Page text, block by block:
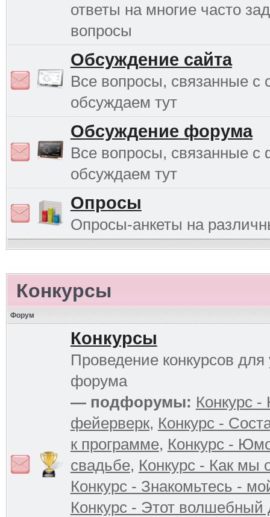
ответы на многие часто
вопросы
Обсуждение сайта
Все вопросы, связанные с
обсуждаем тут
Обсуждение форума
Все вопросы, связанные
обсуждаем тут
Опросы
Опросы-анкеты на
Конкурсы
Форум
Конкурсы
Проведение конкурсов для
форума
— подфорумы: Конкурс
фейерверк, Конкурс -
к программе, Конкурс -
свадьбе, Конкурс - Как мы
Конкурс - Знакомьтесь -
Конкурс - Этот волшебный